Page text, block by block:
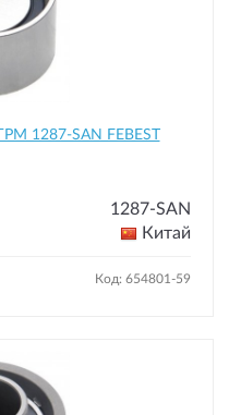
1287-SAN FEBEST
1287-SAN
Китай
Код: 654801-59